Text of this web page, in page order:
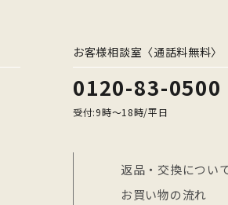
お客様相談室〈通話料無料〉
0120-83-0500
受付:9時〜18時/平日
返品・交換につい
お買い物の流れ